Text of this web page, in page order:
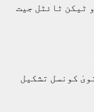
ٹیکن ٹائٹل جیت
کونسل تشکیل